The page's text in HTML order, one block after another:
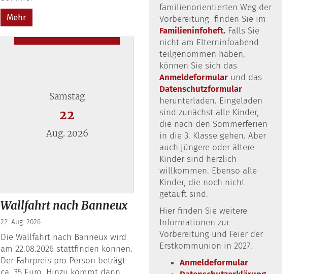
Mehr
Samstag
22
Aug. 2026
Datum: 22. August 2026
Wallfahrt nach Banneux
22. Aug. 2026
Die Wallfahrt nach Banneux wird
am 22.08.2026 stattfinden können.
Der Fahrpreis pro Person beträgt
familienorientierten Weg der
Vorbereitung finden Sie im
Familieninfoheft.Falls Sie
nicht am Elterninfoabend
teilgenommen haben,
können Sie sich das
Anmeldeformular und das
Datenschutzformular
herunterladen. Eingeladen
sind zunächst alle Kinder,
die nach den Sommerferien
in die 3. Klasse gehen. Aber
auch jüngere oder ältere
Kinder sind herzlich
willkommen. Ebenso alle
Kinder, die noch nicht
getauft sind.
Hier finden Sie weitere
Informationen zur
Vorbereitung und Feier der
Erstkommunion in 2027.
Anmeldeformular